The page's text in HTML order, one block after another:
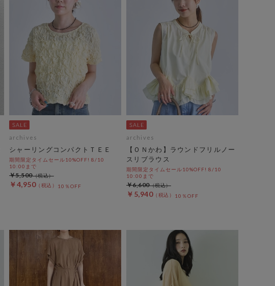
archives
シャーリングコンパクトＴＥＥ
期間限定タイムセール10%OFF! 8/10
10:00まで
￥4,950 10％OFF
￥5,500
archives
【ＯＮかわ】ラウンドフリルノー
スリブラウス
期間限定タイムセール10%OFF! 8/10
10:00まで
￥5,940 10％OFF
￥6,600